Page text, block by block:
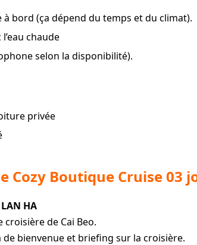
bord (ça dépend du temps et du climat).
chaude
selon la disponibilité).
privée
Boutique Cruise 03
LAN HA
de Cai Beo.
de bienvenue et briefing sur la croisière.